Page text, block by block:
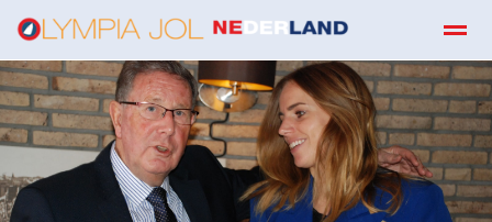
boekbestellen
Home Zoeken E-mail Contact